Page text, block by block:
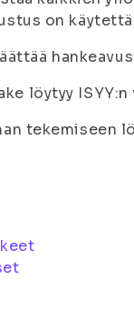
on
löytyy
tekemiseen